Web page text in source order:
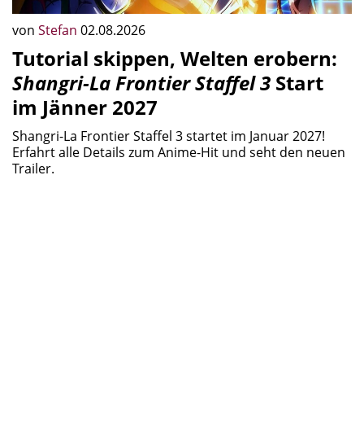
von Stefan 02.08.2026
Tutorial skippen, Welten erobern:
Shangri-La Frontier Staffel 3 Start
im Jänner 2027
Shangri-La Frontier Staffel 3 startet im Januar 2027!
Erfahrt alle Details zum Anime-Hit und seht den neuen
Trailer.